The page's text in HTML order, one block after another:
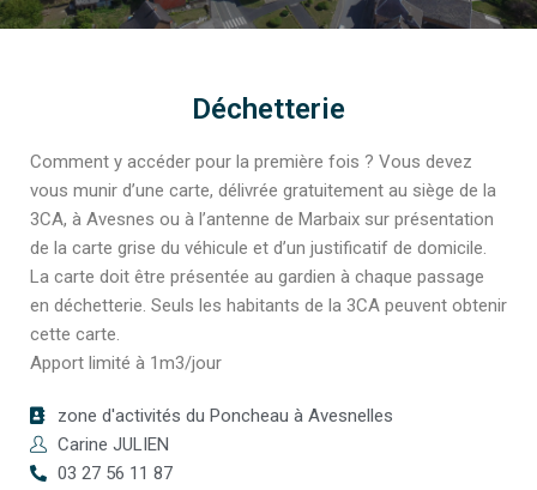
Déchetterie
Comment y accéder pour la première fois ? Vous devez
vous munir d’une carte, délivrée gratuitement au siège de la
3CA, à Avesnes ou à l’antenne de Marbaix sur présentation
de la carte grise du véhicule et d’un justificatif de domicile.
La carte doit être présentée au gardien à chaque passage
en déchetterie. Seuls les habitants de la 3CA peuvent obtenir
cette carte.
Apport limité à 1m3/jour
zone d'activités du Poncheau à Avesnelles
Carine JULIEN
03 27 56 11 87